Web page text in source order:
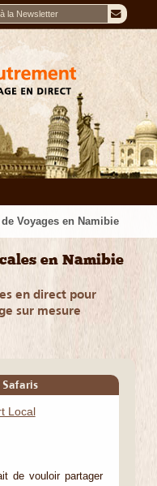
Voyages en Namibie
en Namibie
en direct pour
sur mesure
Local
de vouloir partager